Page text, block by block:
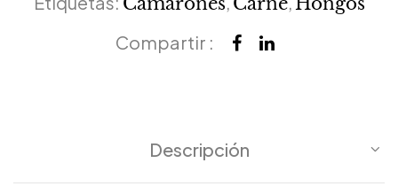
Compartir :
Descripción